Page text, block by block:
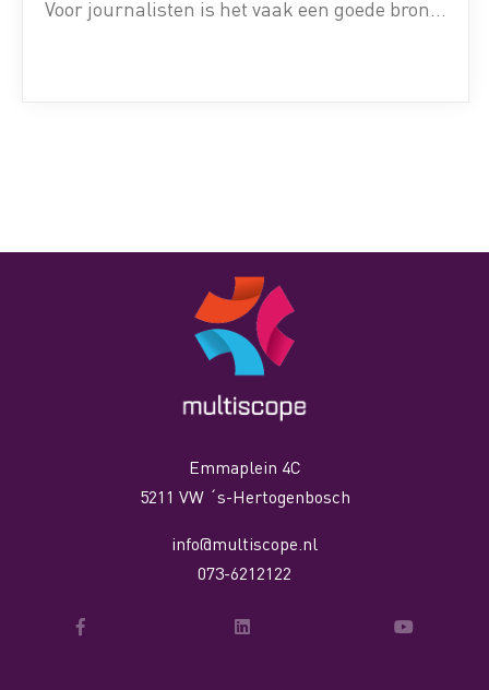
Voor journalisten is het vaak een goede bron
Emmaplein 4C
5211 VW ´s-Hertogenbosch
info@multiscope.nl
073-6212122